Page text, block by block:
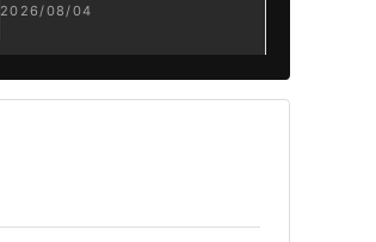
国内初
2026/08/04